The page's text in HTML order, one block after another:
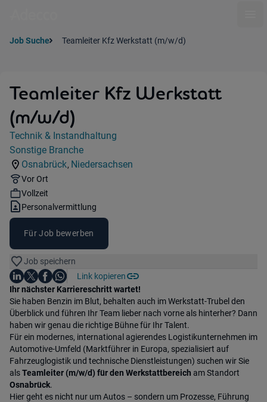
Job Suche Teamleiter Kfz Werkstatt (m/w/d)
Teamleiter Kfz Werkstatt
(m/w/d)
Jobdetails
Kategorie:
Technik & Instandhaltung
Industry:
Sonstige Branche
Standorte:
Osnabrück,
Region:
Niedersachsen
Remote Option:
Vor Ort
Workhours:
Vollzeit
Vertragsart:
Personalvermittlung
Für Job bewerben
Job speichern
Teile diesen Job
Auf LinkedIn teilen
Auf X teilen
Auf Facebook teilen
Auf WhatsApp teilen
Link kopieren
Einleitung
Ihr nächster Karriereschritt wartet!
Sie haben Benzin im Blut, behalten auch im Werkstatt-Trubel den
Überblick und führen Ihr Team lieber nach vorne als hinterher? Dann
haben wir genau die richtige Bühne für Ihr Talent.
Für ein modernes, international agierendes Logistikunternehmen im
Automotive-Umfeld (Marktführer in Europa, spezialisiert auf
Fahrzeuglogistik und technische Dienstleistungen) suchen wir Sie
alsTeamleiter (m/w/d) für den Werkstattbereich am Standort
Osnabrück.
Hier geht es nicht nur um Autos – sondern um Prozesse, Führung